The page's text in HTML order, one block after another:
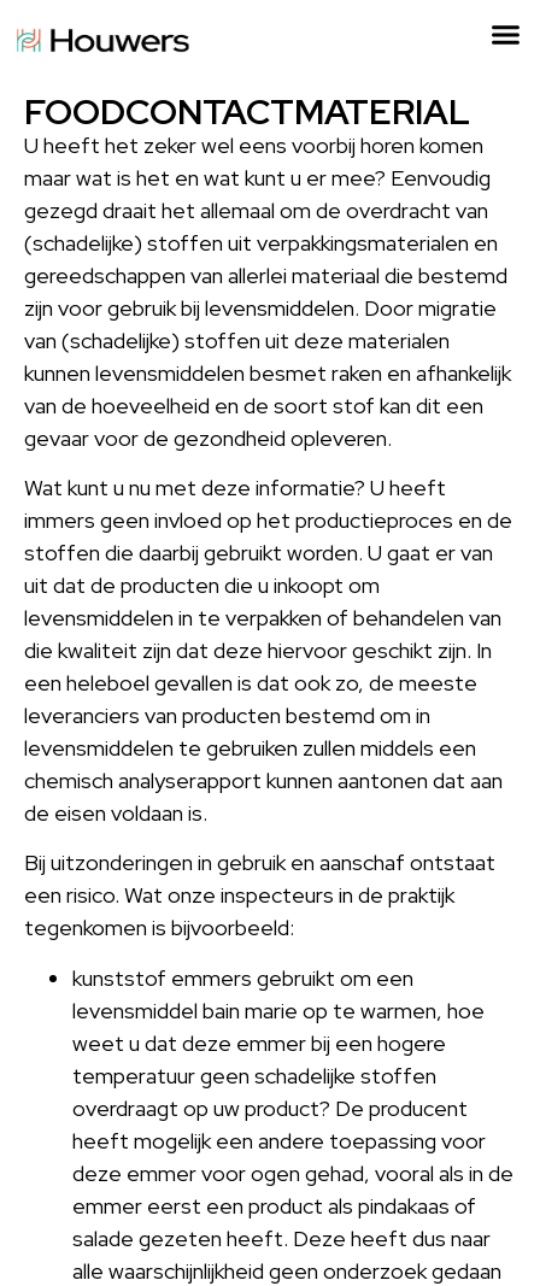
FOODCONTACTMATERIAL
U heeft het zeker wel eens voorbij horen komen
maar wat is het en wat kunt u er mee? Eenvoudig
gezegd draait het allemaal om de overdracht van
(schadelijke) stoffen uit verpakkingsmaterialen en
gereedschappen van allerlei materiaal die bestemd
zijn voor gebruik bij levensmiddelen. Door migratie
van (schadelijke) stoffen uit deze materialen
kunnen levensmiddelen besmet raken en afhankelijk
van de hoeveelheid en de soort stof kan dit een
gevaar voor de gezondheid opleveren.
Wat kunt u nu met deze informatie? U heeft
immers geen invloed op het productieproces en de
stoffen die daarbij gebruikt worden. U gaat er van
uit dat de producten die u inkoopt om
levensmiddelen in te verpakken of behandelen van
die kwaliteit zijn dat deze hiervoor geschikt zijn. In
een heleboel gevallen is dat ook zo, de meeste
leveranciers van producten bestemd om in
levensmiddelen te gebruiken zullen middels een
chemisch analyserapport kunnen aantonen dat aan
de eisen voldaan is.
Bij uitzonderingen in gebruik en aanschaf ontstaat
een risico. Wat onze inspecteurs in de praktijk
tegenkomen is bijvoorbeeld:
kunststof emmers gebruikt om een
levensmiddel bain marie op te warmen, hoe
weet u dat deze emmer bij een hogere
temperatuur geen schadelijke stoffen
overdraagt op uw product? De producent
heeft mogelijk een andere toepassing voor
deze emmer voor ogen gehad, vooral als in de
emmer eerst een product als pindakaas of
salade gezeten heeft. Deze heeft dus naar
alle waarschijnlijkheid geen onderzoek gedaan